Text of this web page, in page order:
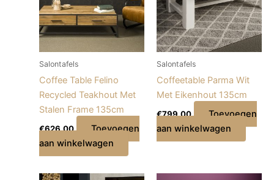
Salontafels
Coffee Table Felino
Recycled Teakhout Met
Stalen Frame 135cm
€626,00
Toevoegen
aan winkelwagen
Salontafels
Coffeetable Parma Wit
Met Eikenhout 135cm
€799,00
Toevoegen
aan winkelwagen